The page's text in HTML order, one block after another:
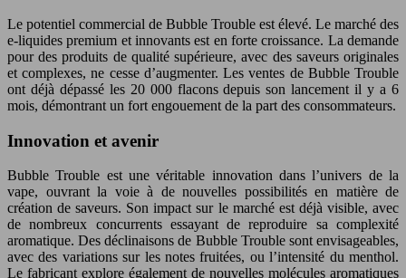
Le potentiel commercial de Bubble Trouble est élevé. Le marché des
e-liquides premium et innovants est en forte croissance. La demande
pour des produits de qualité supérieure, avec des saveurs originales
et complexes, ne cesse d’augmenter. Les ventes de Bubble Trouble
ont déjà dépassé les 20 000 flacons depuis son lancement il y a 6
mois, démontrant un fort engouement de la part des consommateurs.
Innovation et avenir
Bubble Trouble est une véritable innovation dans l’univers de la
vape, ouvrant la voie à de nouvelles possibilités en matière de
création de saveurs. Son impact sur le marché est déjà visible, avec
de nombreux concurrents essayant de reproduire sa complexité
aromatique. Des déclinaisons de Bubble Trouble sont envisageables,
avec des variations sur les notes fruitées, ou l’intensité du menthol.
Le fabricant explore également de nouvelles molécules aromatiques